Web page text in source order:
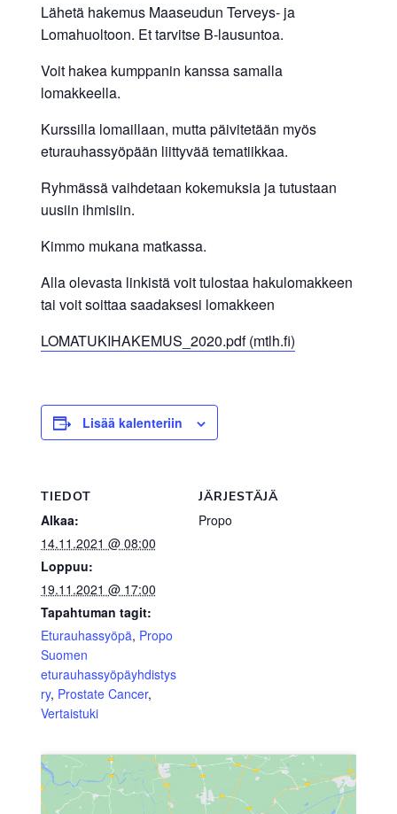
Lähetä hakemus Maaseudun Terveys- ja
Lomahuoltoon. Et tarvitse B-lausuntoa.
Voit hakea kumppanin kanssa samalla
lomakkeella.
Kurssilla lomaillaan, mutta päivitetään myös
eturauhassyöpään liittyvää tematiikkaa.
Ryhmässä vaihdetaan kokemuksia ja tutustaan
uusiin ihmisiin.
Kimmo mukana matkassa.
Alla olevasta linkistä voit tulostaa hakulomakkeen
tai voit soittaa saadaksesi lomakkeen
LOMATUKIHAKEMUS_2020.pdf (mtlh.fi)
Lisää kalenteriin
TIEDOT
Alkaa:
14.11.2021 @ 08:00
Loppuu:
19.11.2021 @ 17:00
Tapahtuman tagit:
Eturauhassyöpä, Propo
Suomen
eturauhassyöpäyhdistys
ry, Prostate Cancer,
Vertaistuki
JÄRJESTÄJÄ
Propo